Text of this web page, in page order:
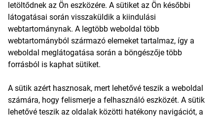
letöltődnek az Ön eszközére. A sütiket az Ön későbbi
látogatásai során visszaküldik a kiindulási
webtartománynak. A legtöbb weboldal több
webtartományból származó elemeket tartalmaz, így a
weboldal meglátogatása során a böngészője több
forrásból is kaphat sütiket.
A sütik azért hasznosak, mert lehetővé teszik a weboldal
számára, hogy felismerje a felhasználó eszközét. A sütik
lehetővé teszik az oldalak közötti hatékony navigációt, a